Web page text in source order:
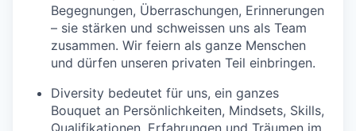
Begegnungen, Überraschungen, Erinnerungen
– sie stärken und schweissen uns als Team
zusammen. Wir feiern als ganze Menschen
und dürfen unseren privaten Teil einbringen.
Diversity bedeutet für uns, ein ganzes
Bouquet an Persönlichkeiten, Mindsets, Skills,
Qualifikationen, Erfahrungen und Träumen im